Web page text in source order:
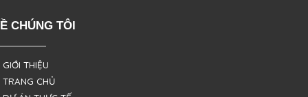
CHÚNG TÔI
THIỆU
CHỦ